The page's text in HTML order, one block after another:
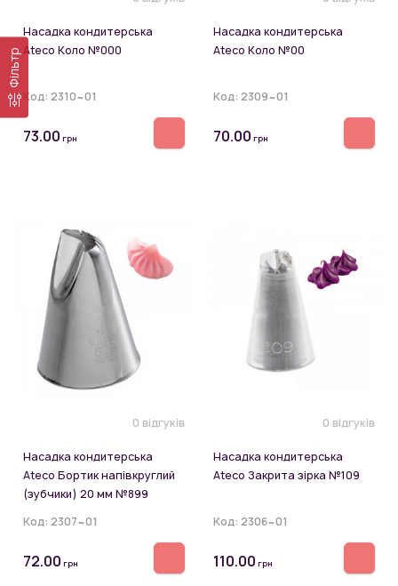
Фільтр
Насадка кондитерська
Ateco Коло №000
Код: 2310~01
73.00 грн
Насадка кондитерська
Ateco Коло №00
Код: 2309~01
70.00 грн
0 відгуків
Насадка кондитерська
Ateco Бортик напівкруглий
(зубчики) 20 мм №899
Код: 2307~01
72.00 грн
0 відгуків
Насадка кондитерська
Ateco Закрита зірка №109
Код: 2306~01
110.00 грн